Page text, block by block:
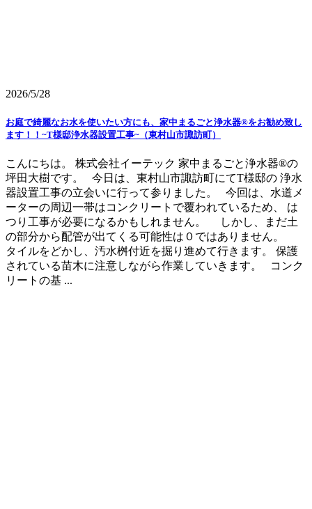
2026/5/28
お庭で綺麗なお水を使いたい方にも、家中まるごと浄水器®をお勧め致し
ます！！~T様邸浄水器設置工事~（東村山市諏訪町）
こんにちは。 株式会社イーテック 家中まるごと浄水器®の
坪田大樹です。 今日は、東村山市諏訪町にてT様邸の 浄水
器設置工事の立会いに行って参りました。 今回は、水道メ
ーターの周辺一帯はコンクリートで覆われているため、 は
つり工事が必要になるかもしれません。 しかし、まだ土
の部分から配管が出てくる可能性は０ではありません。
タイルをどかし、汚水桝付近を掘り進めて行きます。 保護
されている苗木に注意しながら作業していきます。 コンク
リートの基 ...